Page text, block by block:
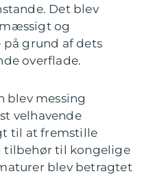
Det blev
og
grund af dets
overflade.
blev messing
velhavende
til at fremstille
til kongelige
blev betragtet